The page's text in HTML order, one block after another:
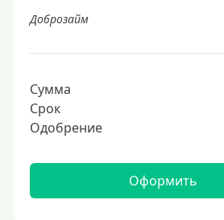
Доброзайм
Сумма
Срок
Одобрение
Оформить